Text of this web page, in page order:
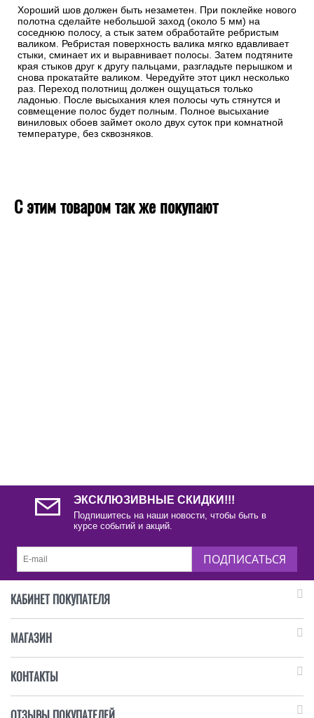
Хороший шов должен быть незаметен. При поклейке нового
полотна сделайте небольшой заход (около 5 мм) на
соседнюю полосу, а стык затем обработайте ребристым
валиком. Ребристая поверхность валика мягко вдавливает
стыки, сминает их и выравнивает полосы. Затем подтяните
края стыков друг к другу пальцами, разгладьте перышком и
снова прокатайте валиком. Чередуйте этот цикл несколько
раз. Переход полотнищ должен ощущаться только
ладонью. После высыхания клея полосы чуть стянутся и
совмещение полос будет полным. Полное высыхание
виниловых обоев займет около двух суток при комнатной
температуре, без сквозняков.
С этим товаром так же покупают
ЭКСКЛЮЗИВНЫЕ СКИДКИ!!!
Подпишитесь на наши новости, чтобы быть в
курсе событий и акций.
ПОДПИСАТЬСЯ
КАБИНЕТ ПОКУПАТЕЛЯ
МАГАЗИН
КОНТАКТЫ